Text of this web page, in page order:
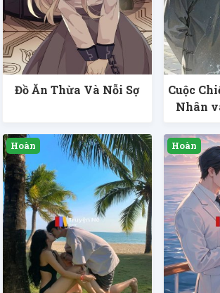
Đồ Ăn Thừa Và Nỗi Sợ
Cuộc
Nhân